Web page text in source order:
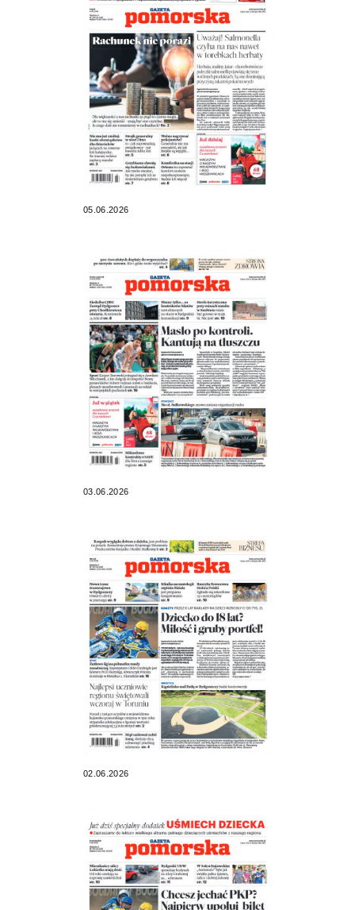
05.06.2026
03.06.2026
02.06.2026